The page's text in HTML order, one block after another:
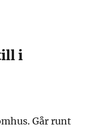
i
Går runt